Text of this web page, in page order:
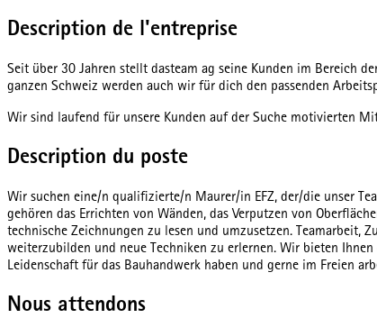
Description de l'entreprise
Seit über 30 Jahren stellt dasteam ag seine Kunden im Bereich
ganzen Schweiz werden auch wir für dich den passenden
Wir sind laufend für unsere Kunden auf der Suche motivierten
Description du poste
Wir suchen eine/n qualifizierte/n Maurer/in EFZ, der/die unser
gehören das Errichten von Wänden, das Verputzen von
technische Zeichnungen zu lesen und umzusetzen. Teamarbeit,
weiterzubilden und neue Techniken zu erlernen. Wir bieten
Leidenschaft für das Bauhandwerk haben und gerne im Freien
Nous attendons